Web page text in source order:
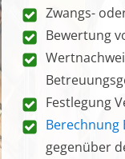
Zwangs-
Bewertung
Festlegung
Berechnung
gegenüber